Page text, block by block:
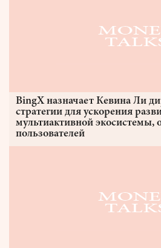
BingX назначает Кевина Ли
стратегии для ускорения
мультиактивной экосистемы,
пользователей